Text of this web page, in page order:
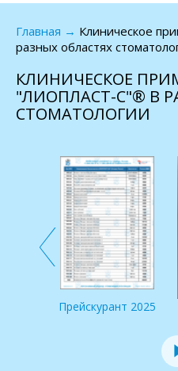
Главная → Клиническое
разных областях
КЛИНИЧЕСКОЕ
"ЛИОПЛАСТ-С"® В
СТОМАТОЛОГИИ
Прейскурант 2025